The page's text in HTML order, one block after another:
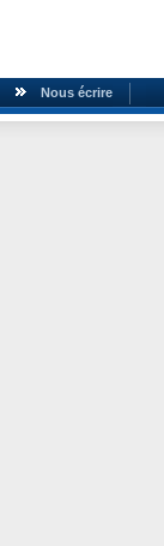
Nous écrire